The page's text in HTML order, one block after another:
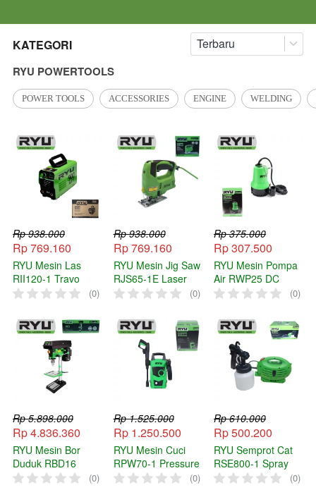
KATEGORI Terbaru
RYU POWERTOOLS
POWER TOOLS ACCESSORIES ENGINE WELDING
Rp 938.000
Rp 769.160
RYU Mesin Las
RII120-1 Travo
Listrik 900 Watt
120-1
(0)
Rp 938.000
Rp 769.160
RYU Mesin Jig Saw
RJS65-1E Laser
Jigsaw Gergaji
(0)
Rp 375.000
Rp 307.500
RYU Mesin Pompa
Air RWP25 DC
Water Pump Listrik
RWP 25
(0)
Rp 5.898.000
Rp 4.836.360
RYU Mesin Bor
Duduk RBD16
Bench Drill Stand (0)
Rp 1.525.000
Rp 1.250.500
RYU Mesin Cuci
RPW70-1 Pressure
Washer Jet Cleaner
(0)
Rp 610.000
Rp 500.200
RYU Semprot Cat
RSE800-1 Spray
Gun Electric
(0)